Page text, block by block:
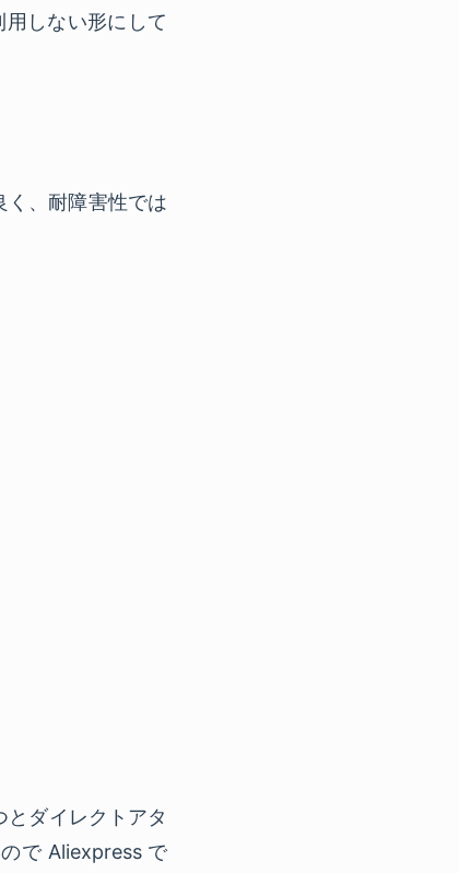
しない形にして
く、耐障害性では
ダイレクトアタ
で Aliexpress で